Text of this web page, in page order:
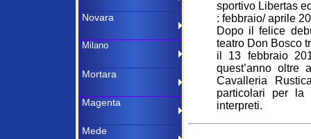
sportivo Libertas
: febbraio/ aprile
Dopo il felice
teatro Don Bosco
il 13 febbraio
quest’anno oltre
Cavalleria
particolari per
interpreti.